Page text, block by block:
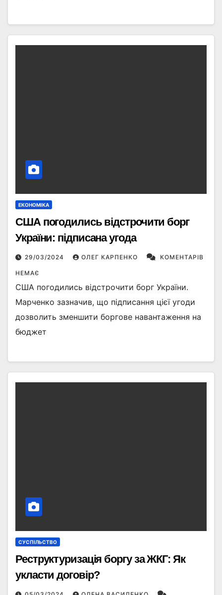
ЕКОНОМІКА
США погодились відстрочити борг
України: підписана угода
29/03/2024 ОЛЕГ КАРПЕНКО КОМЕНТАРІВ
НЕМАЄ
США погодились відстрочити борг України.
Марченко зазначив, що підписання цієї угоди
дозволить зменшити боргове навантаження на
бюджет
СУСПІЛЬСТВО
Реструктуризація боргу за ЖКГ: Як
укласти договір?